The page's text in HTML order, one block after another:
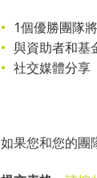
1個優勝團隊
與資助者和基
社交媒體分享
如果您和您的團